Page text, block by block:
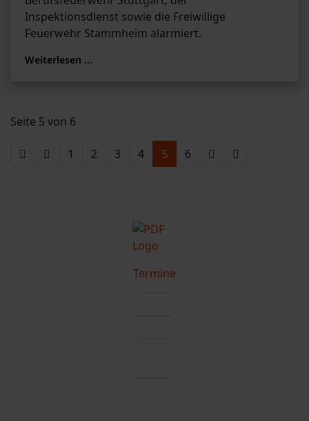
Inspektionsdienst sowie die Freiwillige
Feuerwehr Stammheim alarmiert.
Weiterlesen …
Seite 5 von 6
1 2 3 4 5 6
Termine